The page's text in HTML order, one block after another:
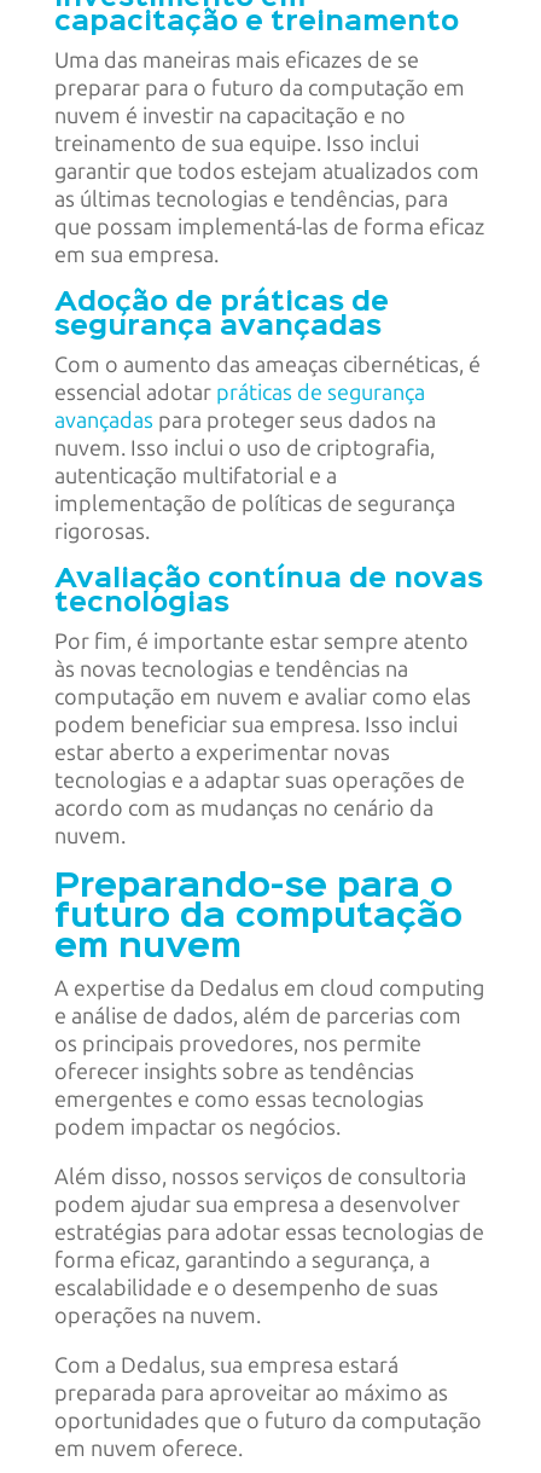
capacitação e treinamento
Uma das maneiras mais eficazes de se
preparar para o futuro da computação em
nuvem é investir na capacitação e no
treinamento de sua equipe. Isso inclui
garantir que todos estejam atualizados com
as últimas tecnologias e tendências, para
que possam implementá-las de forma eficaz
em sua empresa.
Adoção de práticas de
segurança avançadas
Com o aumento das ameaças cibernéticas, é
essencial adotar práticas de segurança
avançadas para proteger seus dados na
nuvem. Isso inclui o uso de criptografia,
autenticação multifatorial e a
implementação de políticas de segurança
rigorosas.
Avaliação contínua de novas
tecnologias
Por fim, é importante estar sempre atento
às novas tecnologias e tendências na
computação em nuvem e avaliar como elas
podem beneficiar sua empresa. Isso inclui
estar aberto a experimentar novas
tecnologias e a adaptar suas operações de
acordo com as mudanças no cenário da
nuvem.
Preparando-se para o
futuro da computação
em nuvem
A expertise da Dedalus em cloud computing
e análise de dados, além de parcerias com
os principais provedores, nos permite
oferecer insights sobre as tendências
emergentes e como essas tecnologias
podem impactar os negócios.
Além disso, nossos serviços de consultoria
podem ajudar sua empresa a desenvolver
estratégias para adotar essas tecnologias de
forma eficaz, garantindo a segurança, a
escalabilidade e o desempenho de suas
operações na nuvem.
Com a Dedalus, sua empresa estará
preparada para aproveitar ao máximo as
oportunidades que o futuro da computação
em nuvem oferece.